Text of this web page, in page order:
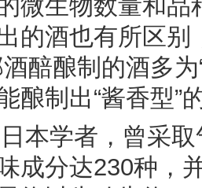
微生物数量和
的酒也有所区别
醅酿制的酒多
酿制出“酱香型”
学者，曾采取
成分达230种，